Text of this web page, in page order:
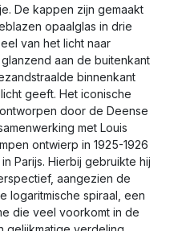
De kappen zijn gemaakt
opaalglas in drie
van het licht naar
aan de buitenkant
binnenkant
geeft. Het iconische
door de Deense
met Louis
ontwierp in 1925-1926
Parijs. Hierbij gebruikte hij
aangezien de
logaritmische spiraal, een
die veel voorkomt in de